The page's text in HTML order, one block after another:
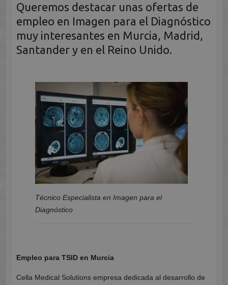
Queremos destacar unas ofertas de
empleo en Imagen para el Diagnóstico
muy interesantes en Murcia, Madrid,
Santander y en el Reino Unido.
Técnico Especialista en Imagen para el
Diagnóstico
Empleo para TSID en Murcia
Cella Medical Solutions empresa dedicada al desarrollo de